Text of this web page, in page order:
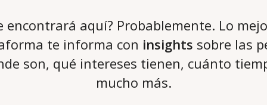
encontrará aquí? Probablemente. Lo
te informa con insights sobre las
son, qué intereses tienen, cuánto
mucho más.